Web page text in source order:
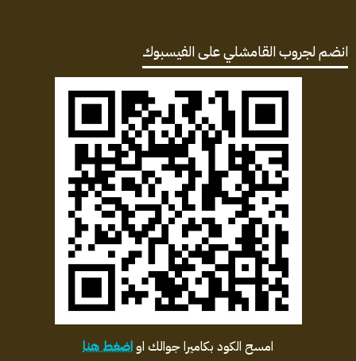
انضم لجروب القامشلي على الفيسبوك
امسح الكود بكاميرا جوالك اواضغط هنا